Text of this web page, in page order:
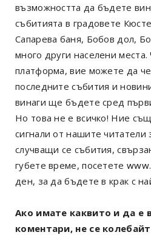
възможността да бъдете
събитията в градовете
Сапарева баня, Бобов дол,
много други населени
платформа, вие можете да
последните събития и
винаги ще бъдете сред
Но това не е всичко! Ние
сигнали от нашите читатели
случващи се събития,
губете време, посетете
ден, за да бъдете в крак с
Ако имате каквито и да е
коментари, не се